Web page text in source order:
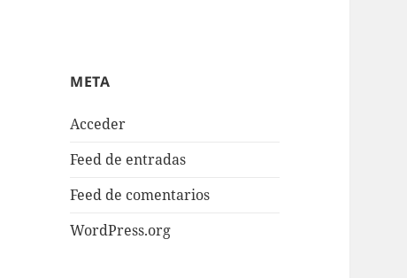
META
Acceder
Feed de entradas
Feed de comentarios
WordPress.org